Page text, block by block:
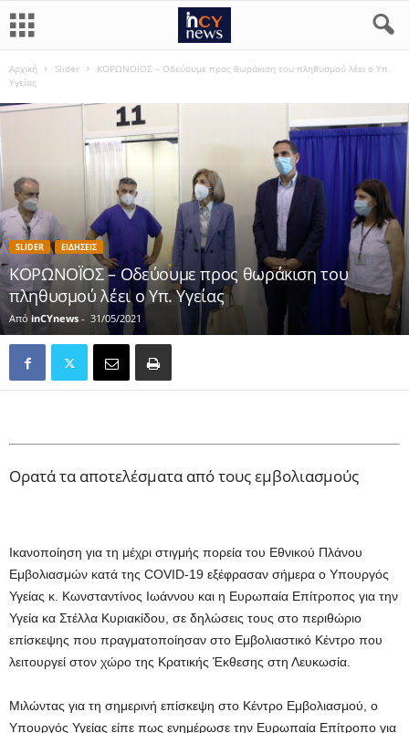
Αρχική Slider
ΚΟΡΩΝΟΪΟΣ – Οδεύουμε προς θωράκιση του πληθυσμού λέει ο Υπ.
Υγείας
SLIDER ΕΙΔΗΣΕΙΣ
ΚΟΡΩΝΟΪΟΣ – Οδεύουμε προς θωράκιση του
πληθυσμού λέει ο Υπ. Υγείας
Από inCYnews - 31/05/2021
Ορατά τα αποτελέσματα από τους εμβολιασμούς
Ικανοποίηση για τη μέχρι στιγμής πορεία του Εθνικού Πλάνου
Εμβολιασμών κατά της COVID-19 εξέφρασαν σήμερα ο Υπουργός
Υγείας κ. Κωνσταντίνος Ιωάννου και η Ευρωπαία Επίτροπος για την
Υγεία κα Στέλλα Κυριακίδου, σε δηλώσεις τους στο περιθώριο
επίσκεψης που πραγματοποίησαν στο Εμβολιαστικό Κέντρο που
λειτουργεί στον χώρο της Κρατικής Έκθεσης στη Λευκωσία.
Μιλώντας για τη σημερινή επίσκεψη στο Κέντρο Εμβολιασμού, ο
Υπουργός Υγείας είπε πως ενημέρωσε την Ευρωπαία Επίτροπο για